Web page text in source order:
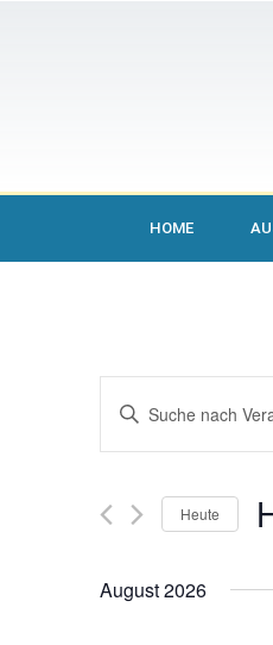
HOME
Suche
und
Bitte
Schlüsselwort
Suche
Schlüsselwort.
Heute
August 2026